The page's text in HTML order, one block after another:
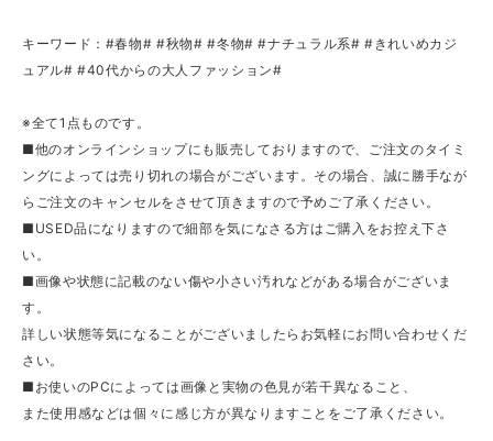
キーワード：#春物# #秋物# #冬物# #ナチュラル系# #きれいめカジ
ュアル# #40代からの大人ファッション#
※全て1点ものです。
■他のオンラインショップにも販売しておりますので、ご注文のタイミ
ングによっては売り切れの場合がございます。その場合、誠に勝手なが
らご注文のキャンセルをさせて頂きますので予めご了承ください。
■USED品になりますので細部を気になさる方はご購入をお控え下さ
い。
■画像や状態に記載のない傷や小さい汚れなどがある場合がございま
す。
詳しい状態等気になることがございましたらお気軽にお問い合わせくだ
さい。
■お使いのPCによっては画像と実物の色見が若干異なること、
また使用感などは個々に感じ方が異なりますことをご了承ください。